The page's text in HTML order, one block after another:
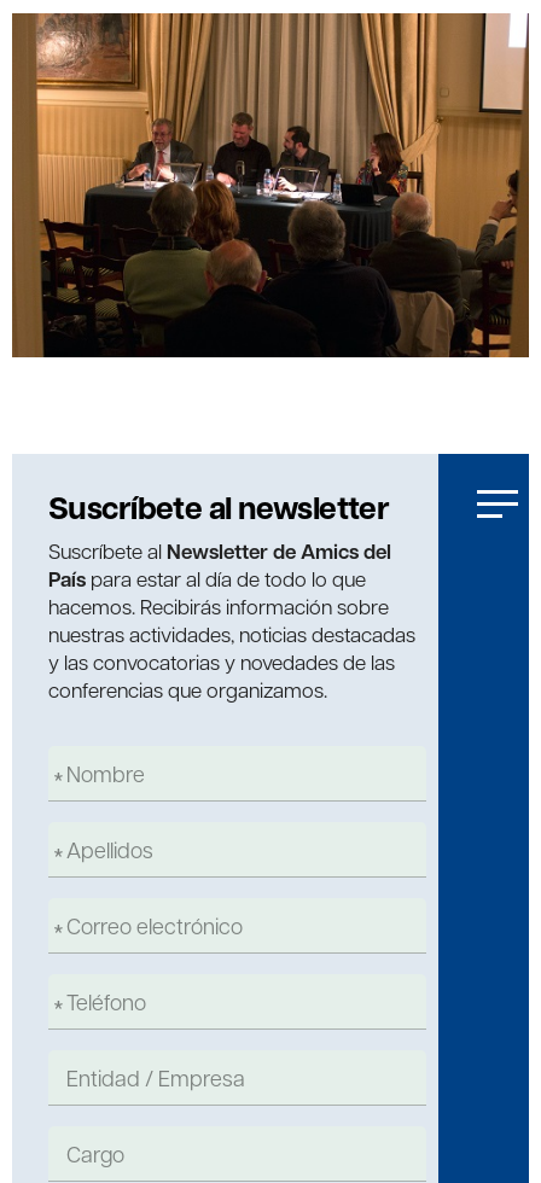
Suscríbete al newsletter
Suscríbete al Newsletter de Amics del
País para estar al día de todo lo que
hacemos. Recibirás información sobre
nuestras actividades, noticias destacadas
y las convocatorias y novedades de las
conferencias que organizamos.